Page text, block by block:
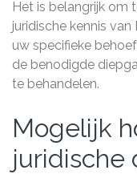
Het is belangrijk om
juridische kennis
uw specifieke
de benodigde
te behandelen.
Mogelijk
juridische